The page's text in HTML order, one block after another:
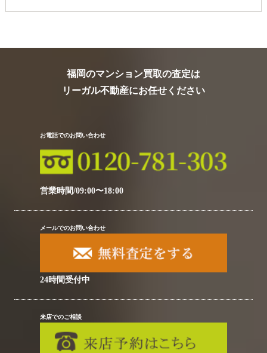
福岡のマンション買取の査定は
リーガル不動産にお任せください
お電話でのお問い合わせ
営業時間/09:00〜18:00
メールでのお問い合わせ
24時間受付中
来店でのご相談